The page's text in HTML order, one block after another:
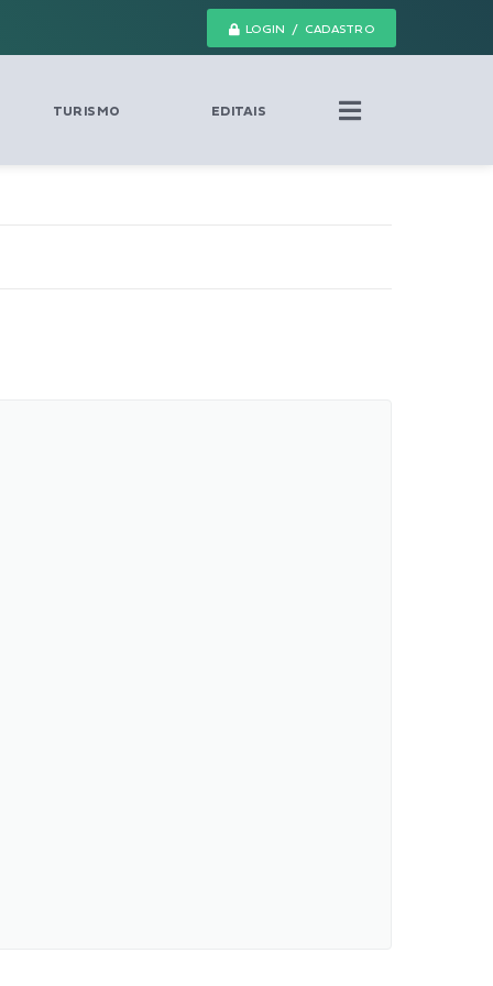
LOGIN / CADASTRO
TURISMO EDITAIS